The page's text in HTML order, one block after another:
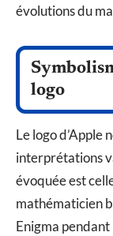
évolutions du
logo
Le logo d’Apple
interprétations
évoquée est
mathématicien
Enigma